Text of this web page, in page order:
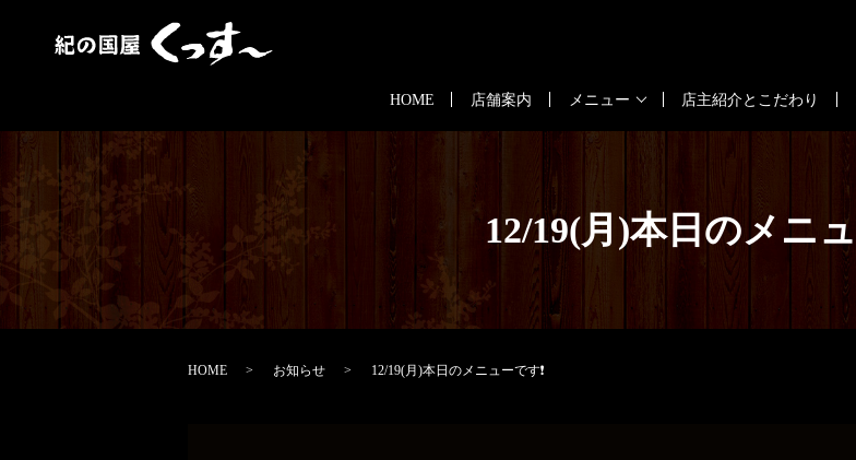
HOME 店舗案内 メニュー 店主紹介とこだわり
12/19(月)本日のメニュ
HOME お知らせ 12/19(月)本日のメニューです❗